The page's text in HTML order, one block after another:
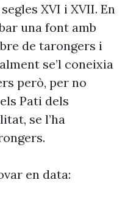
XVI i XVII. En
una font amb
de tarongers i
se’l coneixia
però, per no
Pati dels
se l’ha
en data: